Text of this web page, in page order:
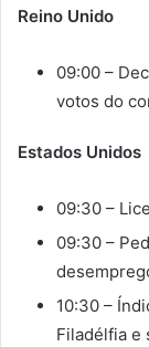
Reino Unido
09:00 –
votos do
Estados Unidos
09:30 –
09:30 –
10:30 –
Filadélfia e